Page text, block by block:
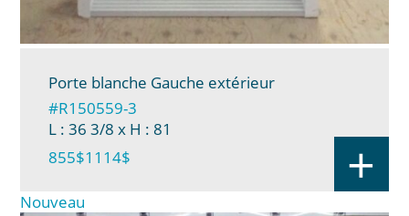
Porte blanche Gauche extérieur
#R150559-3
L : 36 3/8 x H : 81
855$1114$ +
Nouveau